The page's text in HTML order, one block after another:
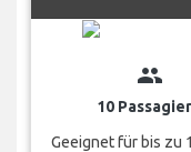
group
10
Geeignet für bis zu